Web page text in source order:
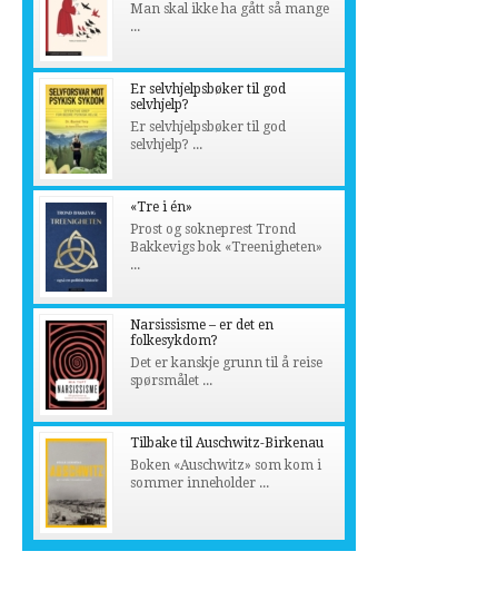
Man skal ikke ha gått så mange
...
Er selvhjelpsbøker til god
selvhjelp?
Er selvhjelpsbøker til god
selvhjelp? ...
«Tre i én»
Prost og sokneprest Trond
Bakkevigs bok «Treenigheten»
...
Narsissisme – er det en
folkesykdom?
Det er kanskje grunn til å reise
spørsmålet ...
Tilbake til Auschwitz-Birkenau
Boken «Auschwitz» som kom i
sommer inneholder ...